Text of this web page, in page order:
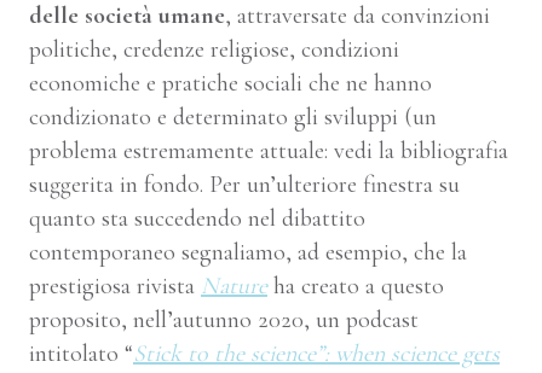
delle società umane, attraversate da convinzioni
politiche, credenze religiose, condizioni
economiche e pratiche sociali che ne hanno
condizionato e determinato gli sviluppi (un
problema estremamente attuale: vedi la bibliografia
suggerita in fondo. Per un’ulteriore finestra su
quanto sta succedendo nel dibattito
contemporaneo segnaliamo, ad esempio, che la
prestigiosa rivista Nature ha creato a questo
proposito, nell’autunno 2020, un podcast
intitolato “Stick to the science”: when science gets